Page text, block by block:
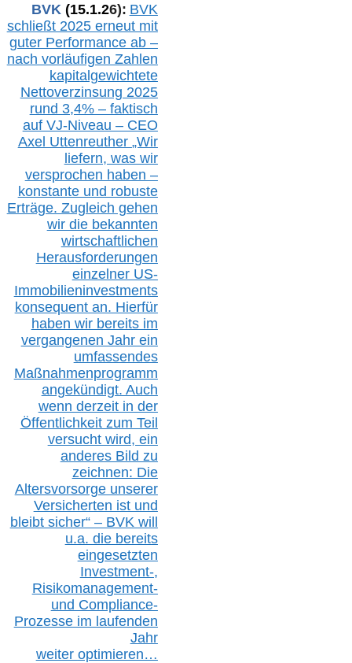
BVK (15.1.26): BVK
schließt 2025 erneut mit
guter Performance ab –
nach vorläufigen Zahlen
kapitalgewichtete
Nettoverzinsung 2025
rund 3,4% – faktisch
auf VJ-Niveau – CEO
Axel Uttenreuther „Wir
liefern, was wir
versprochen haben –
konstante und robuste
Erträge. Zugleich gehen
wir die bekannten
wirtschaftlichen
Herausforderungen
einzelner US-
Immobilieninvestments
konsequent an. Hierfür
haben wir bereits im
vergangenen Jahr ein
umfassendes
Maßnahmenprogramm
angekündigt. Auch
wenn derzeit in der
Öffentlichkeit zum Teil
versucht wird, ein
anderes Bild zu
zeichnen: Die
Altersvorsorge unserer
Versicherten ist und
bleibt sicher“ – BVK will
u.a. die bereits
eingesetzten
Investment-,
Risikomanagement-
und Compliance-
Prozesse im laufenden
Jahr
weiter optimieren…